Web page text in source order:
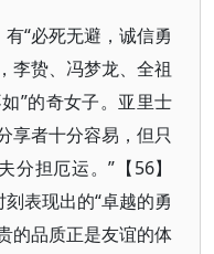
“必死无避，诚信勇
李贽、冯梦龙、全祖
”的奇女子。亚里士
享者十分容易，但只
担厄运。”【56】
表现出的“卓越的勇
的品质正是友谊的体